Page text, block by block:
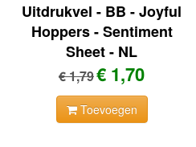
Uitdrukvel - BB - Joyful
Hoppers - Sentiment
Sheet - NL
€ 1,79€ 1,70
Toevoegen